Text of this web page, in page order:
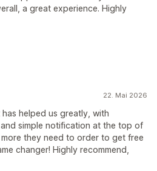
a great experience. Highly
22. Mai 2026
helped us greatly, with
simple notification at the top of
they need to order to get free
changer! Highly recommend,